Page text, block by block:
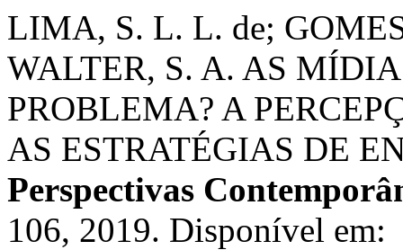
LIMA, S. L. L. de;
WALTER, S. A. AS
PROBLEMA? A
AS ESTRATÉGIAS DE
Perspectivas
106, 2019. Disponível em: